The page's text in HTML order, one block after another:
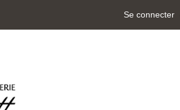
Se connecter